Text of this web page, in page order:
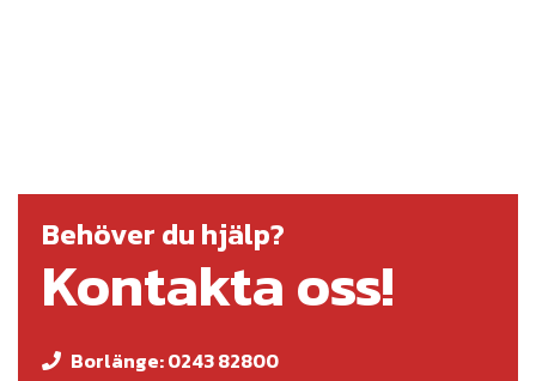
Behöver du hjälp?
Kontakta oss!
Borlänge: 0243 82800